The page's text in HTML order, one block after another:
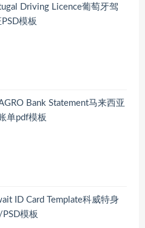
Driving Licence葡萄牙驾
模板
Bank Statement马来西亚
单pdf模板
ID Card Template科威特身
模板